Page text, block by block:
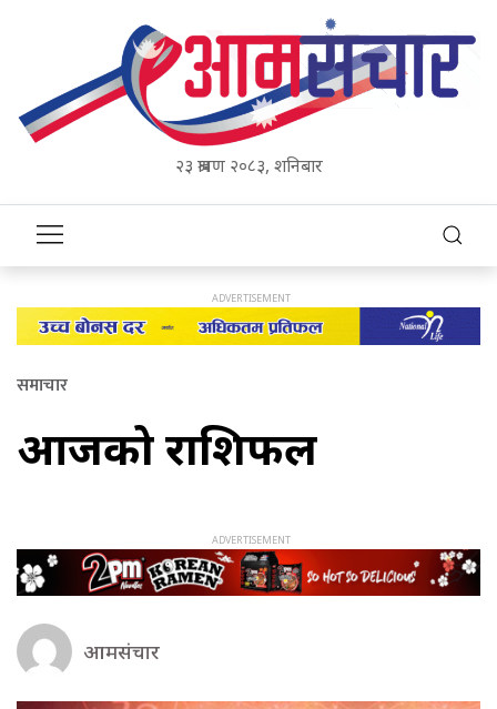
२३ श्रावण २०८३, शनिबार
समाचार
आजको राशिफल
आमसंचार